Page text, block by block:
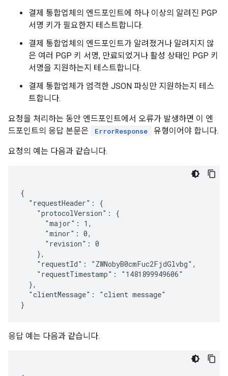
결제 통합업체의 엔드포인트에 하나 이상의 알려진 PGP
서명 키가 필요한지 테스트합니다.
결제 통합업체의 엔드포인트가 알려졌거나 알려지지 않
은 여러 PGP 키 서명, 만료되었거나 활성 상태인 PGP 키
서명을 지원하는지 테스트합니다.
결제 통합업체가 엄격한 JSON 파싱만 지원하는지 테스
트합니다.
요청을 처리하는 동안 엔드포인트에서 오류가 발생하면 이 엔
드포인트의 응답 본문은
ErrorResponse 유형이어야 합니다.
요청의 예는 다음과 같습니다.
{
  "requestHeader": {
    "protocolVersion": {
      "major": 1,
      "minor": 0,
      "revision": 0
    },
    "requestId": "ZWNobyB0cmFuc2FjdGlvbg",
    "requestTimestamp": "1481899949606"
  },
  "clientMessage": "client message"
응답 예는 다음과 같습니다.